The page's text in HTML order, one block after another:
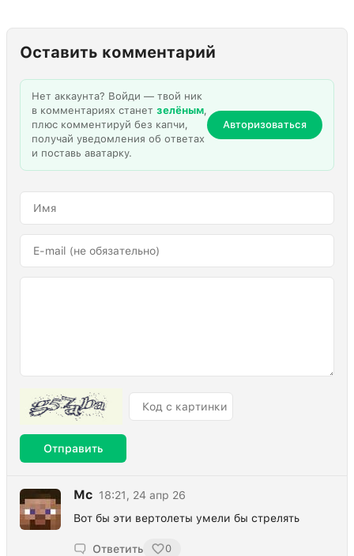
Оставить комментарий
Нет аккаунта? Войди — твой ник
в комментариях станет зелёным,
плюс комментируй без капчи,
получай уведомления об ответах
и поставь аватарку.
Авторизоваться
Отправить
Mc 18:21, 24 апр 26
Вот бы эти вертолеты умели бы стрелять
Ответить 0